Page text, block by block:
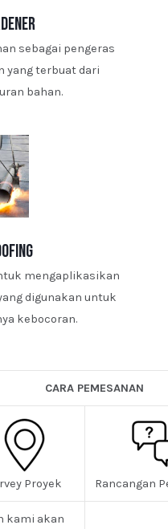
sebagai pengeras
yang terbuat dari
bahan.
mengaplikasikan
digunakan untuk
kebocoran.
CARA PEMESANAN
Proyek Rancangan
kami akan